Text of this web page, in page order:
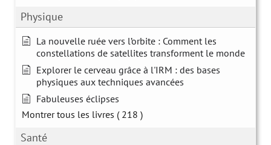
Physique
La nouvelle ruée vers l’orbite : Comment les
constellations de satellites transforment le monde
Explorer le cerveau grâce à l'IRM : des bases
physiques aux techniques avancées
Fabuleuses éclipses
Montrer tous les livres ( 218 )
Santé